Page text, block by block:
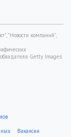
"Новости компаний",
Getty Images
Вакансии